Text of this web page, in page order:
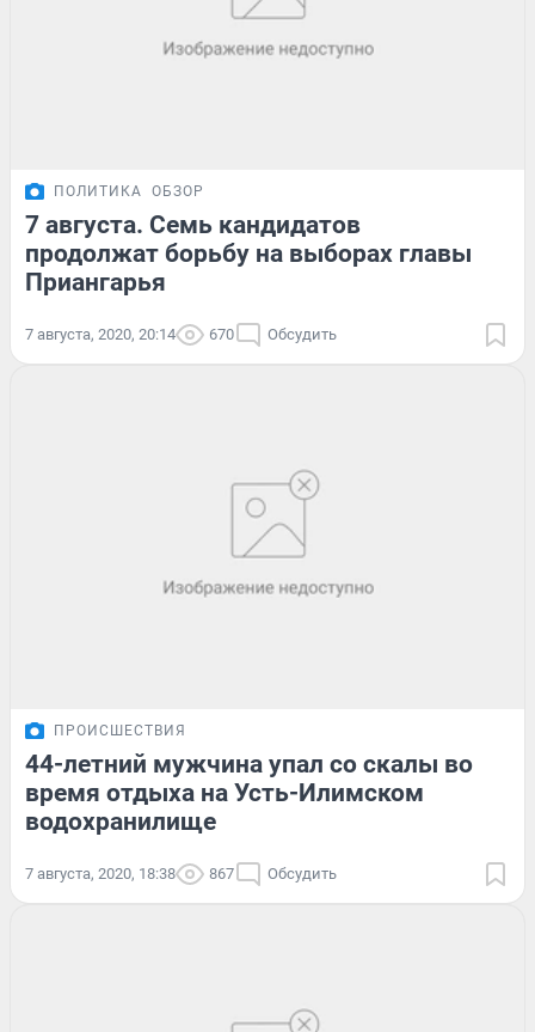
ПОЛИТИКА ОБЗОР
7 августа. Семь кандидатов
продолжат борьбу на выборах главы
Приангарья
7 августа, 2020, 20:14 670 Обсудить
ПРОИСШЕСТВИЯ
44-летний мужчина упал со скалы во
время отдыха на Усть-Илимском
водохранилище
7 августа, 2020, 18:38 867 Обсудить